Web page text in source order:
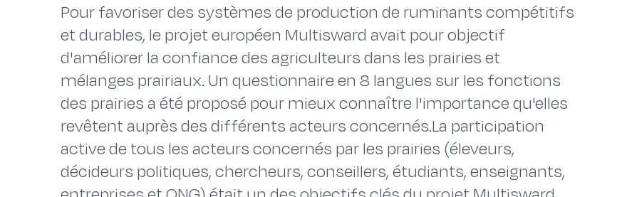
Pour favoriser des systèmes de production de ruminants compétitifs
et durables, le projet européen Multisward avait pour objectif
d'améliorer la confiance des agriculteurs dans les prairies et
mélanges prairiaux. Un questionnaire en 8 langues sur les fonctions
des prairies a été proposé pour mieux connaître l'importance qu'elles
revêtent auprès des différents acteurs concernés.La participation
active de tous les acteurs concernés par les prairies (éleveurs,
décideurs politiques, chercheurs, conseillers, étudiants, enseignants,